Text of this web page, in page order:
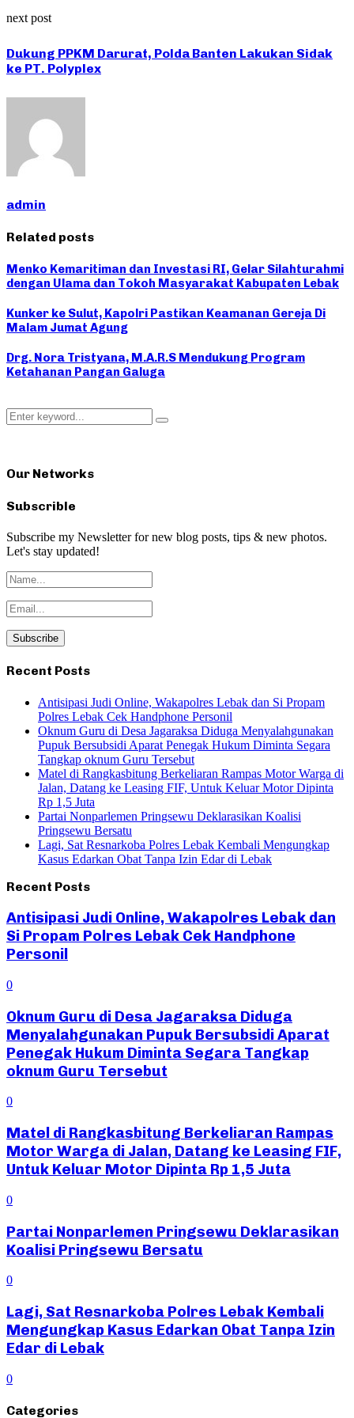
next post
Dukung PPKM Darurat, Polda Banten Lakukan Sidak
ke PT. Polyplex
admin
Related posts
Menko Kemaritiman dan Investasi RI, Gelar Silahturahmi
dengan Ulama dan Tokoh Masyarakat Kabupaten Lebak
Kunker ke Sulut, Kapolri Pastikan Keamanan Gereja Di
Malam Jumat Agung
Drg. Nora Tristyana, M.A.R.S Mendukung Program
Ketahanan Pangan Galuga
Search
for:
Search
Our Networks
Subscrible
Subscribe my Newsletter for new blog posts, tips & new photos.
Let's stay updated!
Recent Posts
Antisipasi Judi Online, Wakapolres Lebak dan Si Propam
Polres Lebak Cek Handphone Personil
Oknum Guru di Desa Jagaraksa Diduga Menyalahgunakan
Pupuk Bersubsidi Aparat Penegak Hukum Diminta Segara
Tangkap oknum Guru Tersebut
Matel di Rangkasbitung Berkeliaran Rampas Motor Warga di
Jalan, Datang ke Leasing FIF, Untuk Keluar Motor Dipinta
Rp 1,5 Juta
Partai Nonparlemen Pringsewu Deklarasikan Koalisi
Pringsewu Bersatu
Lagi, Sat Resnarkoba Polres Lebak Kembali Mengungkap
Kasus Edarkan Obat Tanpa Izin Edar di Lebak
Recent Posts
Antisipasi Judi Online, Wakapolres Lebak dan
Si Propam Polres Lebak Cek Handphone
Personil
0
Oknum Guru di Desa Jagaraksa Diduga
Menyalahgunakan Pupuk Bersubsidi Aparat
Penegak Hukum Diminta Segara Tangkap
oknum Guru Tersebut
0
Matel di Rangkasbitung Berkeliaran Rampas
Motor Warga di Jalan, Datang ke Leasing FIF,
Untuk Keluar Motor Dipinta Rp 1,5 Juta
0
Partai Nonparlemen Pringsewu Deklarasikan
Koalisi Pringsewu Bersatu
0
Lagi, Sat Resnarkoba Polres Lebak Kembali
Mengungkap Kasus Edarkan Obat Tanpa Izin
Edar di Lebak
0
Categories